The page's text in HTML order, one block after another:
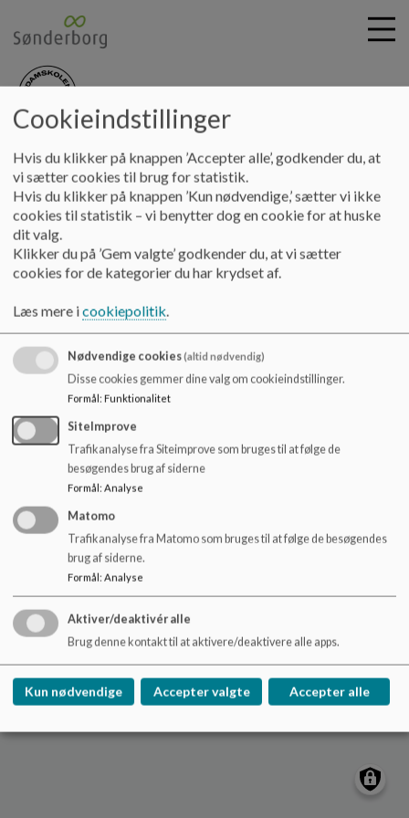
i
nydamskolen
Nydamskolen
Skolevej 21, V. Sottrup
nydamskolen@sonderborg.dk
88724391
/tilgaengelighedserklaering
Sitemap
Cookie politik
Cookieindstillinger
Hvis du klikker på knappen ’Accepter alle’, godkender du, at
vi sætter cookies til brug for statistik.
Hvis du klikker på knappen ’Kun nødvendige,’ sætter vi ikke
cookies til statistik – vi benytter dog en cookie for at huske
dit valg.
Klikker du på ’Gem valgte’ godkender du, at vi sætter
cookies for de kategorier du har krydset af.
Læs mere icookiepolitik.
Nødvendige cookies(altid nødvendig)
Disse cookies gemmer dine valg om cookieindstillinger.
Formål: Funktionalitet
SiteImprove
Trafikanalyse fra Siteimprove som bruges til at følge de
besøgendes brug af siderne
Formål: Analyse
Matomo
Trafikanalyse fra Matomo som bruges til at følge de besøgendes
brug af siderne.
Formål: Analyse
Aktiver/deaktivér alle
Brug denne kontakt til at aktivere/deaktivere alle apps.
Kun nødvendige Accepter valgte Accepter alle